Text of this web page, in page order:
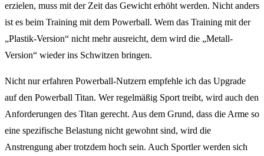
erzielen, muss mit der Zeit das Gewicht erhöht werden. Nicht anders
ist es beim Training mit dem Powerball. Wem das Training mit der
„Plastik-Version“ nicht mehr ausreicht, dem wird die „Metall-
Version“ wieder ins Schwitzen bringen.
Nicht nur erfahren Powerball-Nutzern empfehle ich das Upgrade
auf den Powerball Titan. Wer regelmäßig Sport treibt, wird auch den
Anforderungen des Titan gerecht. Aus dem Grund, dass die Arme so
eine spezifische Belastung nicht gewohnt sind, wird die
Anstrengung aber trotzdem hoch sein. Auch Sportler werden sich